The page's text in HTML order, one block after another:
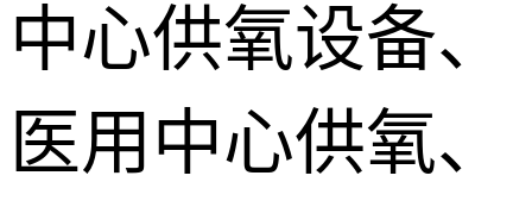
中心供氧设备、
医用中心供氧、